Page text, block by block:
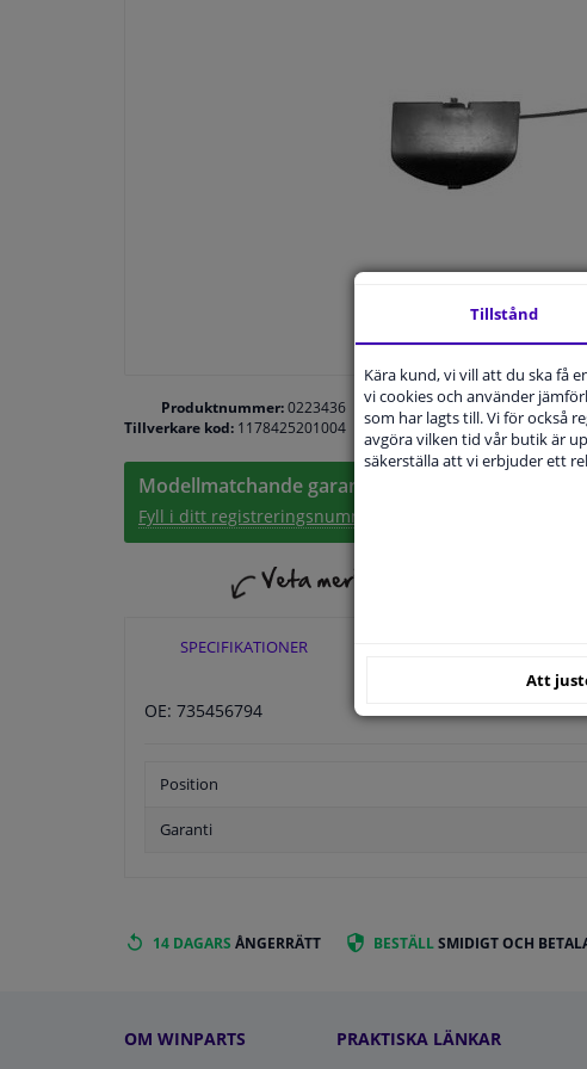
Produktnummer:0223436
Tillverkare kod: 1178425201004
Modellmatchande garanti, Hitta rätt bildelar.
Fyll i ditt registreringsnummer
SPECIFIKATIONER
OE: 735456794
Position
Garanti
14 DAGARS ÅNGERRÄTT BESTÄLLSMIDIGT OCH
OM WINPARTS PRAKTISKA LÄNKAR
Tillstånd
Kära kund, vi vill att du ska få
vi cookies och använder
som har lagts till. Vi för också
avgöra vilken tid vår butik är
säkerställa att vi erbjuder ett
Att